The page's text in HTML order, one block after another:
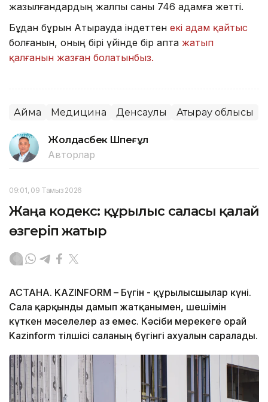
жазылғандардың жалпы саны 746 адамға жетті.
Бұдан бұрын Атырауда індеттен екі адам қайтыс
болғанын, оның бірі үйінде бір апта жатып
қалғанын жазған болатынбыз.
Аймақ Медицина Денсаулық Атырау облысы
Жолдасбек Шөпеғұл
Авторлар
09:01, 09 Тамыз 2026
Жаңа кодекс: құрылыс саласы қалай
өзгеріп жатыр
АСТАНА. KAZINFORM – Бүгін - құрылысшылар күні.
Сала қарқынды дамып жатқанымен, шешімін
күткен мәселелер аз емес. Кәсіби мерекеге орай
Kazinform тілшісі саланың бүгінгі ахуалын саралады.